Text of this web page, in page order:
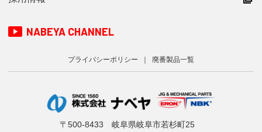
NABEYA CHANNEL
プライバシーポリシー 廃番製品一覧
〒500-8433 岐阜県岐阜市若杉町25